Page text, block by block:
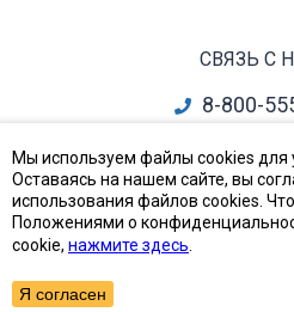
СВЯЗЬ С
8-800-
все
Приборы, Радиодетали и
Мы используем файлы cookies для
Оставаясь на нашем сайте, вы
использования файлов cookies.
Положениями о
cookie, нажмите здесь
Я согласен